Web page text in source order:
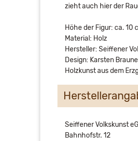
zieht auch hier der
Höhe der Figur: ca. 10
Material: Holz
Hersteller: Seiffener
Design: Karsten Braune
Holzkunst aus dem
Seiffener Volkskunst eG
Bahnhofstr. 12